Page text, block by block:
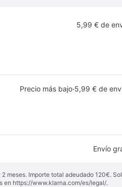
5,99 € de
Precio más bajo·5,99 € de
Envío
meses. Importe total adeudado 120€.
en https://www.klarna.com/es/legal/.